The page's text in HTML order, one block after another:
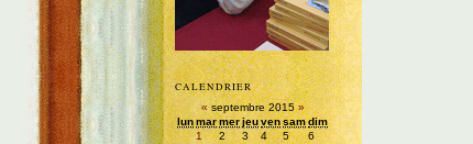
CALENDRIER
« septembre 2015»
lunmarmerjeuvensamdim
1
2 3 4 5
6